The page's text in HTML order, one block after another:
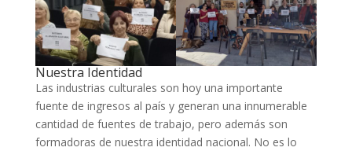
Nuestra Identidad
Las industrias culturales son hoy una importante
fuente de ingresos al país y generan una innumerable
cantidad de fuentes de trabajo, pero además son
formadoras de nuestra identidad nacional. No es lo